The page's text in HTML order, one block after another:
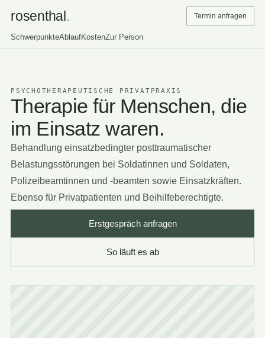
rosenthal.
SchwerpunkteAblaufKostenZur Person
Termin anfragen
PSYCHOTHERAPEUTISCHE PRIVATPRAXIS
Therapie für Menschen, die
im Einsatz waren.
Behandlung einsatzbedingter posttraumatischer
Belastungsstörungen bei Soldatinnen und Soldaten,
Polizeibeamtinnen und -beamten sowie Einsatzkräften.
Ebenso für Privatpatienten und Beihilfeberechtigte.
Erstgespräch anfragen
So läuft es ab